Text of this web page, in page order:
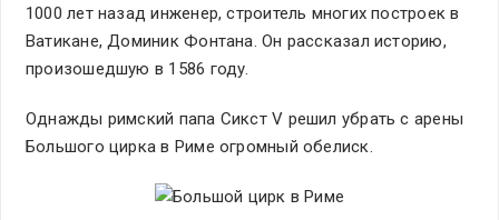
1000 лет назад инженер, строитель многих построек в
Ватикане, Доминик Фонтана. Он рассказал историю,
произошедшую в 1586 году.
Однажды римский папа Сикст V решил убрать с арены
Большого цирка в Риме огромный обелиск.